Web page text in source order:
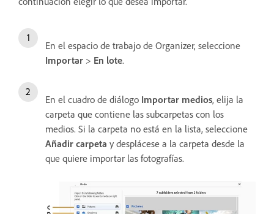
En el espacio de trabajo de Organizer, seleccione
Importar > En lote.
En el cuadro de diálogo Importar medios, elija la
carpeta que contiene las subcarpetas con los
medios. Si la carpeta no está en la lista, seleccione
Añadir carpeta y desplácese a la carpeta desde la
que quiere importar las fotografías.